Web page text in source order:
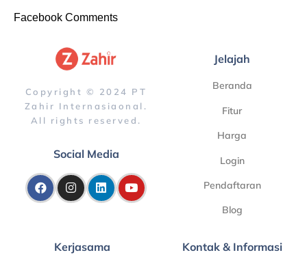
Facebook Comments
Copyright © 2024 PT
Zahir Internasiaonal.
All rights reserved.
Social Media
Jelajah
Beranda
Fitur
Harga
Login
Pendaftaran
Blog
Kerjasama Kontak & Informasi